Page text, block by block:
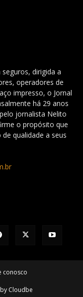
dirigida a
operadores de
impresso, o Jornal
há 29 anos
jornalista Nelito
o propósito que
qualidade a seus
conosco
Cloudbe